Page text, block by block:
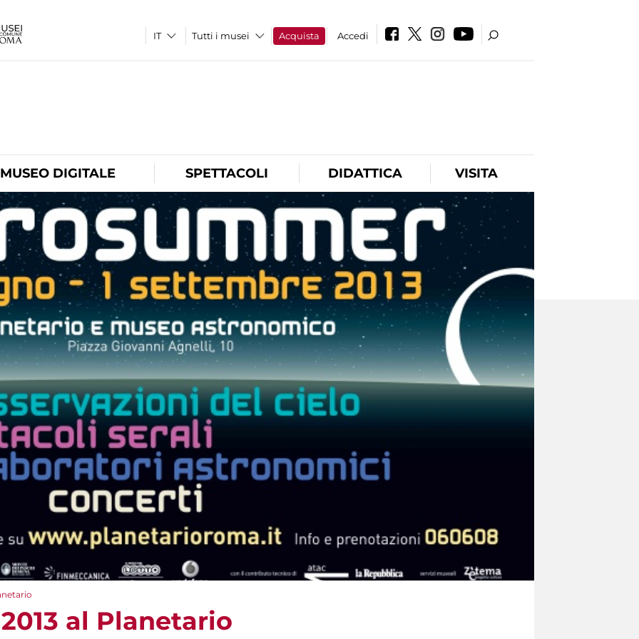
Tutti i musei Acquista Accedi
MUSEO DIGITALE SPETTACOLI DIDATTICA VISITA
al Planetario